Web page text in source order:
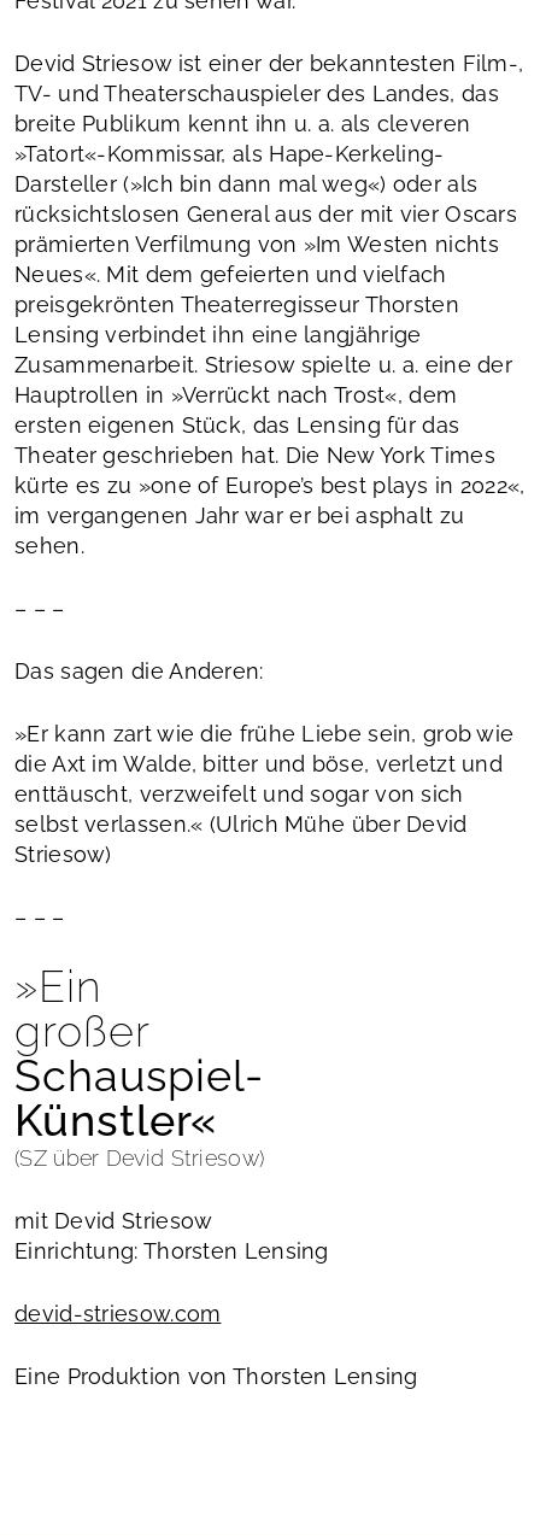
»Ein
großer
Schauspiel-
Künstler«
(SZ über Devid Striesow)
Devid Striesow ist einer der bekanntesten Film-,
TV- und Theaterschauspieler des Landes, das
breite Publikum kennt ihn u. a. als cleveren
»Tatort«-Kommissar, als Hape-Kerkeling-
Darsteller (»Ich bin dann mal weg«) oder als
rücksichtslosen General aus der mit vier Oscars
prämierten Verfilmung von »Im Westen nichts
Neues«. Mit dem gefeierten und vielfach
preisgekrönten Theaterregisseur Thorsten
Lensing verbindet ihn eine langjährige
Zusammenarbeit. Striesow spielte u. a. eine der
Hauptrollen in »Verrückt nach Trost«, dem
ersten eigenen Stück, das Lensing für das
Theater geschrieben hat. Die New York Times
kürte es zu »one of Europe’s best plays in 2022«,
im vergangenen Jahr war er bei asphalt zu
sehen.
– – –
Das sagen die Anderen:
»Er kann zart wie die frühe Liebe sein, grob wie
die Axt im Walde, bitter und böse, verletzt und
enttäuscht, verzweifelt und sogar von sich
selbst verlassen.« (Ulrich Mühe über Devid
Striesow)
– – –
Eine Produktion von Thorsten Lensing
mit Devid Striesow
Einrichtung: Thorsten Lensing
devid-striesow.com